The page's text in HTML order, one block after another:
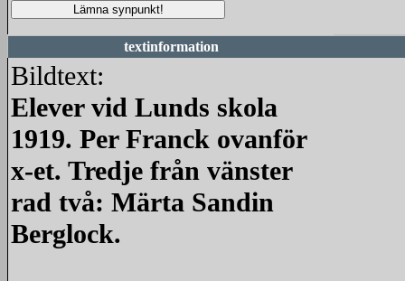
textinformation
Bildtext:
Elever vid Lunds skola
1919. Per Franck ovanför
x-et. Tredje från vänster
rad två: Märta Sandin
Berglock.